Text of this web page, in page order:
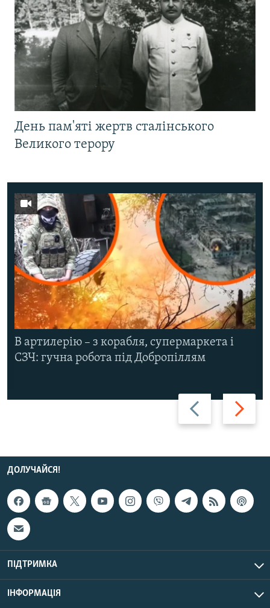
День пам'яті жертв сталінського
Великого терору
Назад Вперед
В артилерію – з корабля, супермаркета і
СЗЧ: гучна робота під Добропіллям
ДОЛУЧАЙСЯ!
ПІДТРИМКА
ІНФОРМАЦІЯ